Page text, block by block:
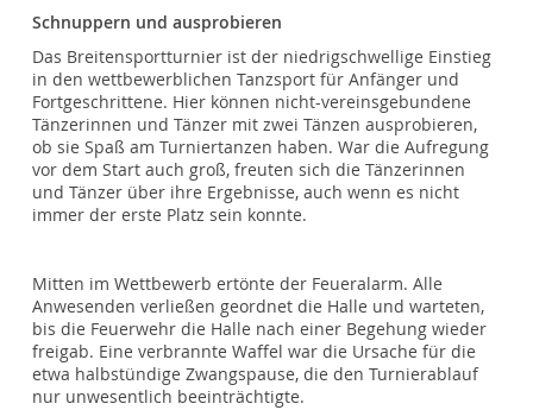
Schnuppern und ausprobieren
Das Breitensportturnier ist der niedrigschwellige Einstieg
in den wettbewerblichen Tanzsport für Anfänger und
Fortgeschrittene. Hier können nicht-vereinsgebundene
Tänzerinnen und Tänzer mit zwei Tänzen ausprobieren,
ob sie Spaß am Turniertanzen haben. War die Aufregung
vor dem Start auch groß, freuten sich die Tänzerinnen
und Tänzer über ihre Ergebnisse, auch wenn es nicht
immer der erste Platz sein konnte.
Mitten im Wettbewerb ertönte der Feueralarm. Alle
Anwesenden verließen geordnet die Halle und warteten,
bis die Feuerwehr die Halle nach einer Begehung wieder
freigab. Eine verbrannte Waffel war die Ursache für die
etwa halbstündige Zwangspause, die den Turnierablauf
nur unwesentlich beeinträchtigte.